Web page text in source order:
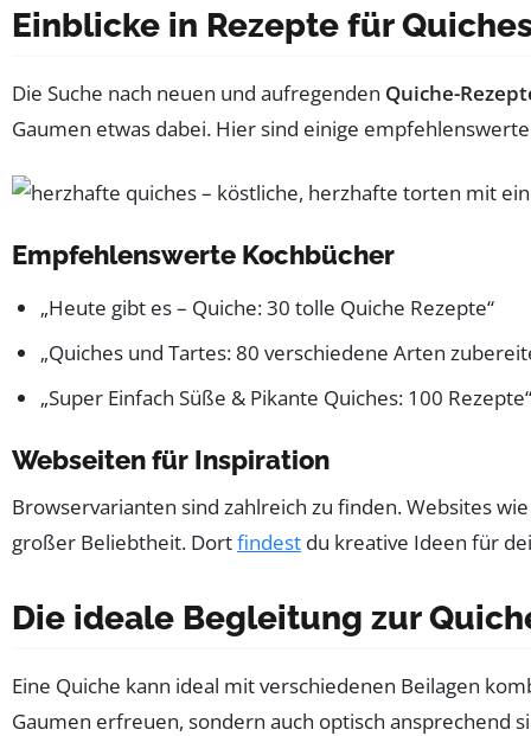
Einblicke in Rezepte für
Die Suche nach neuen und aufregenden Quiche-
Gaumen etwas dabei. Hier sind einige
Empfehlenswerte Kochbücher
„Heute gibt es – Quiche: 30 tolle Quiche Rezepte“
„Quiches und Tartes: 80 verschiedene Arten
„Super Einfach Süße & Pikante Quiches: 100 Rezepte“
Webseiten für Inspiration
Browservarianten sind zahlreich zu finden. Websites
großer Beliebtheit. Dortfindest du kreative Ideen für
Die ideale Begleitung zur
Eine Quiche kann ideal mit verschiedenen Beilagen
Gaumen erfreuen, sondern auch optisch ansprechend